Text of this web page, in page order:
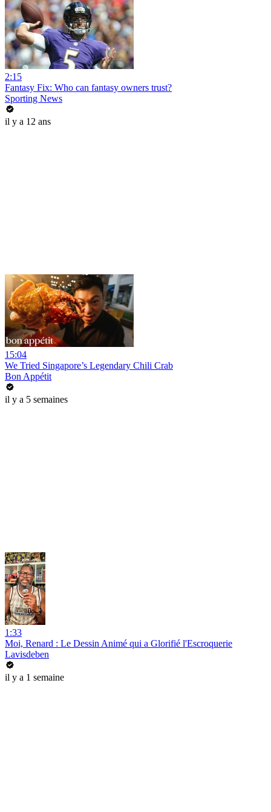
2:15
Fantasy Fix: Who can fantasy owners trust?
Sporting News
il y a 12 ans
15:04
We Tried Singapore’s Legendary Chili Crab
Bon Appétit
il y a 5 semaines
1:33
Moi, Renard : Le Dessin Animé qui a Glorifié l'Escroquerie
Lavisdeben
il y a 1 semaine